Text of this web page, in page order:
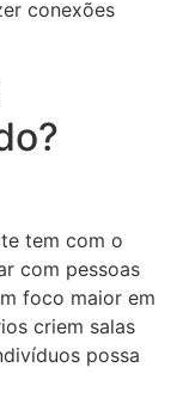
conexões
tem com o
com pessoas
foco maior em
criem salas
possa